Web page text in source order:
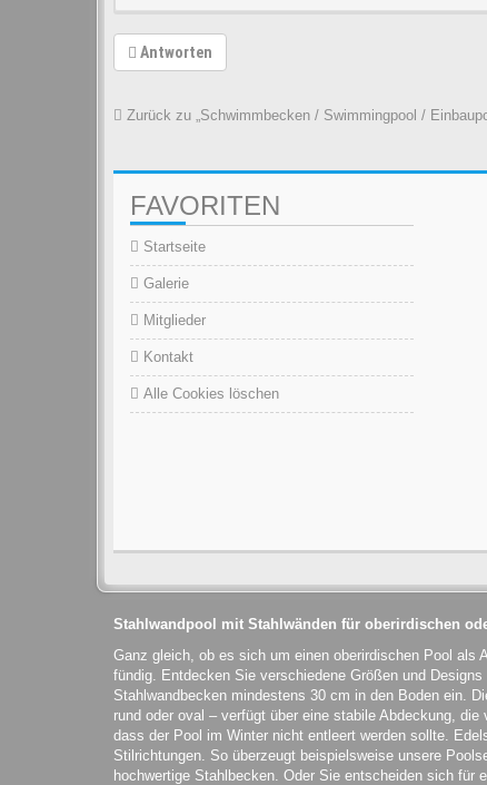
Antworten
Zurück zu „Schwimmbecken / Swimmingpool /
FAVORITEN
Startseite
Galerie
Mitglieder
Kontakt
Alle Cookies löschen
Stahlwandpool mit Stahlwänden für oberirdischen
Ganz gleich, ob es sich um einen oberirdischen Pool als
fündig. Entdecken Sie verschiedene Größen und
Stahlwandbecken mindestens 30 cm in den Boden ein.
rund oder oval – verfügt über eine stabile Abdeckung,
dass der Pool im Winter nicht entleert werden sollte.
Stilrichtungen. So überzeugt beispielsweise unsere
hochwertige Stahlbecken. Oder Sie entscheiden sich für